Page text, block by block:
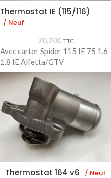
Thermostat IE (115/116)
/ Neuf
70,20€ TTC
Avec carter Spider 115 IE 75 1.6-
1.8 IE Alfetta/GTV
Thermostat 164 v6 / Neuf